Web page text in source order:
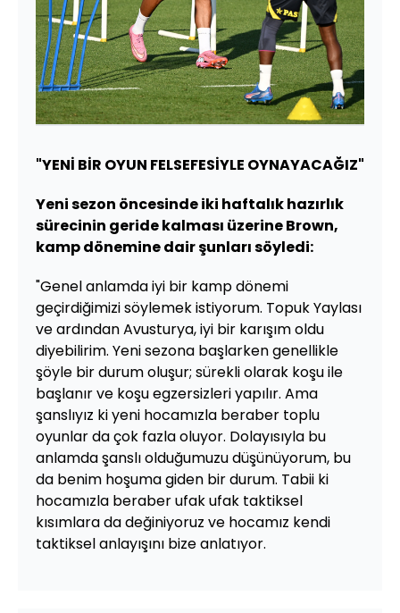
"YENİ BİR OYUN FELSEFESİYLE OYNAYACAĞIZ"
Yeni sezon öncesinde iki haftalık hazırlık
sürecinin geride kalması üzerine Brown,
kamp dönemine dair şunları söyledi:
"Genel anlamda iyi bir kamp dönemi
geçirdiğimizi söylemek istiyorum. Topuk Yaylası
ve ardından Avusturya, iyi bir karışım oldu
diyebilirim. Yeni sezona başlarken genellikle
şöyle bir durum oluşur; sürekli olarak koşu ile
başlanır ve koşu egzersizleri yapılır. Ama
şanslıyız ki yeni hocamızla beraber toplu
oyunlar da çok fazla oluyor. Dolayısıyla bu
anlamda şanslı olduğumuzu düşünüyorum, bu
da benim hoşuma giden bir durum. Tabii ki
hocamızla beraber ufak ufak taktiksel
kısımlara da değiniyoruz ve hocamız kendi
taktiksel anlayışını bize anlatıyor.